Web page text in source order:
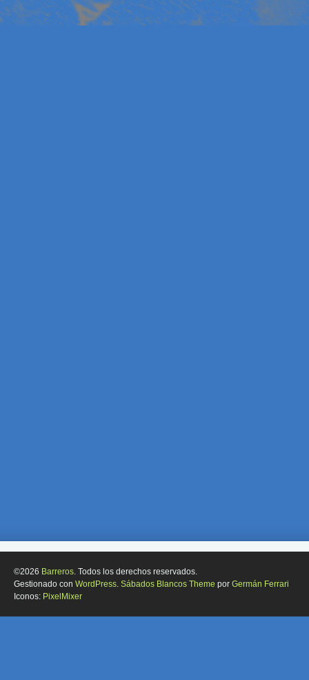
©2026 Barreros. Todos los derechos reservados.
Gestionado con WordPress. Sábados Blancos Theme por Germán Ferrari
Iconos: PixelMixer